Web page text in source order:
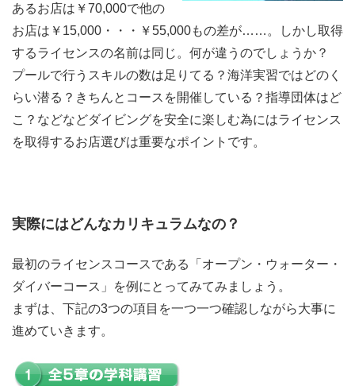
あるお店は￥70,000で他の
お店は￥15,000・・・￥55,000もの差が……。しかし取得
するライセンスの名前は同じ。何が違うのでしょうか？
プールで行うスキルの数は足りてる？海洋実習ではどのく
らい潜る？きちんとコースを開催している？指導団体はど
こ？などなどダイビングを安全に楽しむ為にはライセンス
を取得するお店選びは重要なポイントです。
実際にはどんなカリキュラムなの？
最初のライセンスコースである「オープン・ウォーター・
ダイバーコース」を例にとってみてみましょう。
まずは、下記の3つの項目を一つ一つ確認しながら大事に
進めていきます。